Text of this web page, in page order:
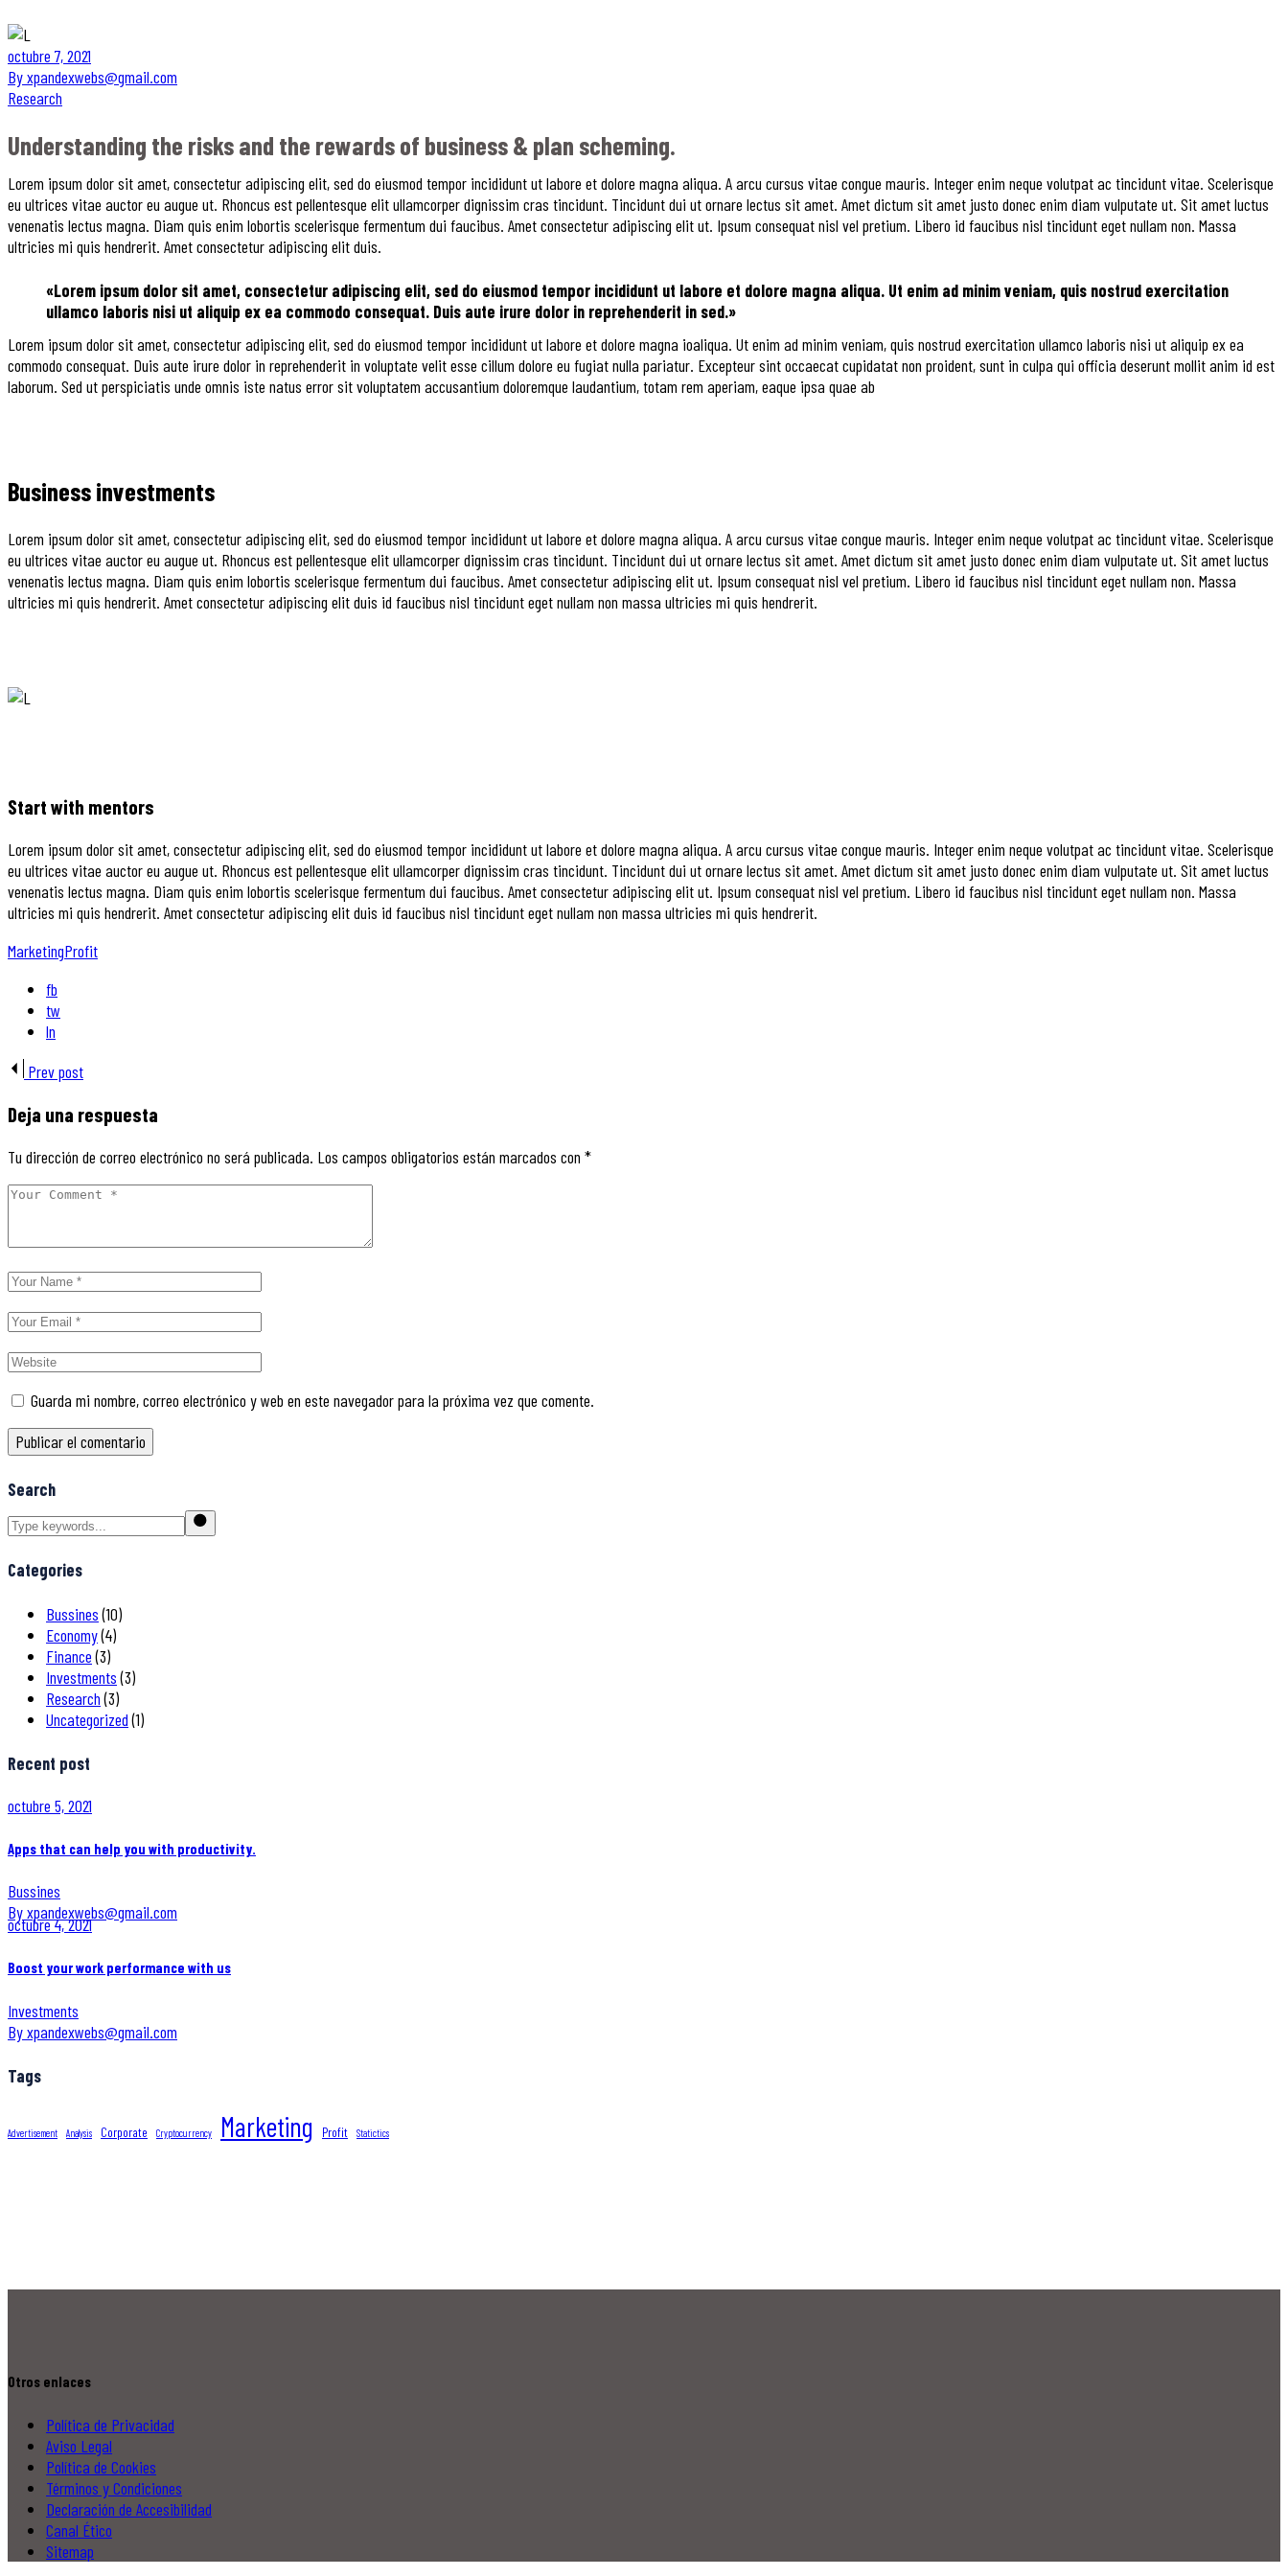
octubre 7, 2021
By xpandexwebs@gmail.com
Research
Understanding the risks and the rewards of business & plan scheming.
Lorem ipsum dolor sit amet, consectetur adipiscing elit, sed do eiusmod tempor incididunt ut labore et dolore magna aliqua. A arcu cursus vitae congue mauris. Integer enim neque volutpat ac tincidunt vitae. Scelerisque
eu ultrices vitae auctor eu augue ut. Rhoncus est pellentesque elit ullamcorper dignissim cras tincidunt. Tincidunt dui ut ornare lectus sit amet. Amet dictum sit amet justo donec enim diam vulputate ut. Sit amet luctus
venenatis lectus magna. Diam quis enim lobortis scelerisque fermentum dui faucibus. Amet consectetur adipiscing elit ut. Ipsum consequat nisl vel pretium. Libero id faucibus nisl tincidunt eget nullam non. Massa
ultricies mi quis hendrerit. Amet consectetur adipiscing elit duis.
«Lorem ipsum dolor sit amet, consectetur adipiscing elit, sed do eiusmod tempor incididunt ut labore et dolore magna aliqua. Ut enim ad minim veniam, quis nostrud exercitation
ullamco laboris nisi ut aliquip ex ea commodo consequat. Duis aute irure dolor in reprehenderit in sed.»
Lorem ipsum dolor sit amet, consectetur adipiscing elit, sed do eiusmod tempor incididunt ut labore et dolore magna ioaliqua. Ut enim ad minim veniam, quis nostrud exercitation ullamco laboris nisi ut aliquip ex ea
commodo consequat. Duis aute irure dolor in reprehenderit in voluptate velit esse cillum dolore eu fugiat nulla pariatur. Excepteur sint occaecat cupidatat non proident, sunt in culpa qui officia deserunt mollit anim id est
laborum. Sed ut perspiciatis unde omnis iste natus error sit voluptatem accusantium doloremque laudantium, totam rem aperiam, eaque ipsa quae ab
Business investments
Lorem ipsum dolor sit amet, consectetur adipiscing elit, sed do eiusmod tempor incididunt ut labore et dolore magna aliqua. A arcu cursus vitae congue mauris. Integer enim neque volutpat ac tincidunt vitae. Scelerisque
eu ultrices vitae auctor eu augue ut. Rhoncus est pellentesque elit ullamcorper dignissim cras tincidunt. Tincidunt dui ut ornare lectus sit amet. Amet dictum sit amet justo donec enim diam vulputate ut. Sit amet luctus
venenatis lectus magna. Diam quis enim lobortis scelerisque fermentum dui faucibus. Amet consectetur adipiscing elit ut. Ipsum consequat nisl vel pretium. Libero id faucibus nisl tincidunt eget nullam non. Massa
ultricies mi quis hendrerit. Amet consectetur adipiscing elit duis id faucibus nisl tincidunt eget nullam non massa ultricies mi quis hendrerit.
Start with mentors
Lorem ipsum dolor sit amet, consectetur adipiscing elit, sed do eiusmod tempor incididunt ut labore et dolore magna aliqua. A arcu cursus vitae congue mauris. Integer enim neque volutpat ac tincidunt vitae. Scelerisque
eu ultrices vitae auctor eu augue ut. Rhoncus est pellentesque elit ullamcorper dignissim cras tincidunt. Tincidunt dui ut ornare lectus sit amet. Amet dictum sit amet justo donec enim diam vulputate ut. Sit amet luctus
venenatis lectus magna. Diam quis enim lobortis scelerisque fermentum dui faucibus. Amet consectetur adipiscing elit ut. Ipsum consequat nisl vel pretium. Libero id faucibus nisl tincidunt eget nullam non. Massa
ultricies mi quis hendrerit. Amet consectetur adipiscing elit duis id faucibus nisl tincidunt eget nullam non massa ultricies mi quis hendrerit.
MarketingProfit
fb
tw
ln
Prev post
Deja una respuesta
Tu dirección de correo electrónico no será publicada. Los campos obligatorios están marcados con *
Guarda mi nombre, correo electrónico y web en este navegador para la próxima vez que comente.
Publicar el comentario
Search
Search
Categories
Bussines(10)
Economy(4)
Finance(3)
Investments(3)
Research(3)
Uncategorized(1)
Recent post
octubre 5, 2021
Apps that can help you with productivity.
Bussines
By xpandexwebs@gmail.com
octubre 4, 2021
Boost your work performance with us
Investments
By xpandexwebs@gmail.com
Tags
Advertisement Analysis Corporate Cryptocurrency Marketing Profit Statictics
Otros enlaces
Política de Privacidad
Aviso Legal
Política de Cookies
Términos y Condiciones
Declaración de Accesibilidad
Canal Ético
Sitemap